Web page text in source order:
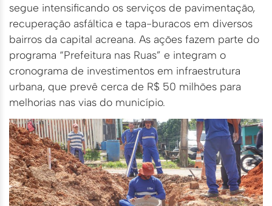
segue intensificando os serviços de pavimentação,
recuperação asfáltica e tapa-buracos em diversos
bairros da capital acreana. As ações fazem parte do
programa “Prefeitura nas Ruas” e integram o
cronograma de investimentos em infraestrutura
urbana, que prevê cerca de R$ 50 milhões para
melhorias nas vias do município.